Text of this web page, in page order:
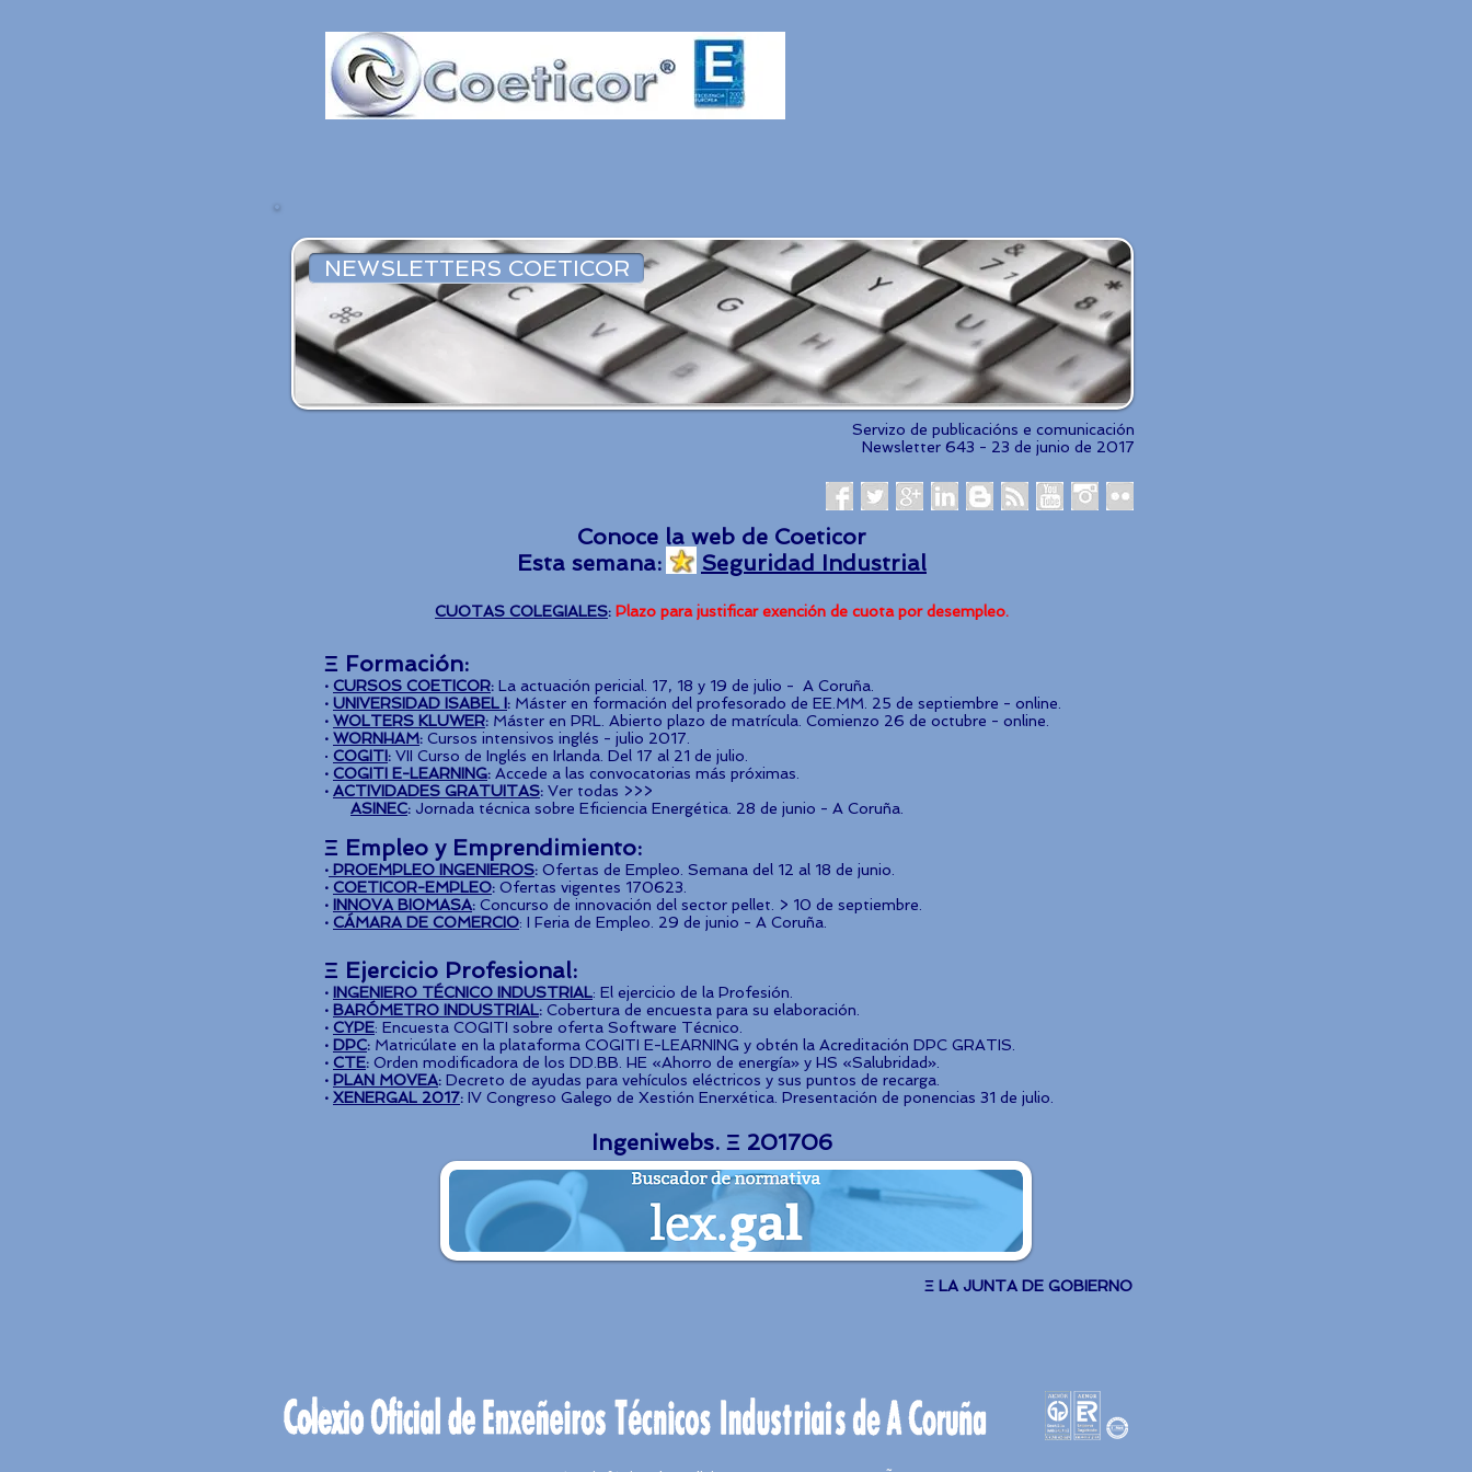
NEWSLETTERS COETICOR
Servizo de publicacións e comunicación
Newsletter 643 - 23 de junio de 2017
Conoce la web de Coeticor
Esta semana: Seguridad Industrial
CUOTAS COLEGIALES: Plazo para justificar exención de cuota por desempleo.
Ξ Formación:
· CURSOS COETICOR: La actuación pericial. 17, 18 y 19 de julio - A Coruña.
· UNIVERSIDAD ISABEL I: Máster en formación del profesorado de EE.MM. 25 de septiembre - online.
· WOLTERS KLUWER: Máster en PRL. Abierto plazo de matrícula. Comienzo 26 de octubre - online.
· WORNHAM: Cursos intensivos inglés - julio 2017.
· COGITI: VII Curso de Inglés en Irlanda. Del 17 al 21 de julio.
· COGITI E-LEARNING: Accede a las convocatorias más próximas.
· ACTIVIDADES GRATUITAS: Ver todas >>>
ASINEC: Jornada técnica sobre Eficiencia Energética. 28 de junio - A Coruña.
Ξ Empleo y Emprendimiento:
· PROEMPLEO INGENIEROS: Ofertas de Empleo. Semana del 12 al 18 de junio.
· COETICOR-EMPLEO: Ofertas vigentes 170623.
· INNOVA BIOMASA: Concurso de innovación del sector pellet. > 10 de septiembre.
· CÁMARA DE COMERCIO: I Feria de Empleo. 29 de junio - A Coruña.
Ξ Ejercicio Profesional:
· INGENIERO TÉCNICO INDUSTRIAL: El ejercicio de la Profesión.
· BARÓMETRO INDUSTRIAL: Cobertura de encuesta para su elaboración.
· CYPE: Encuesta COGITI sobre oferta Software Técnico.
· DPC: Matricúlate en la plataforma COGITI E-LEARNING y obtén la Acreditación DPC GRATIS.
· CTE: Orden modificadora de los DD.BB. HE «Ahorro de energía» y HS «Salubridad».
· PLAN MOVEA: Decreto de ayudas para vehículos eléctricos y sus puntos de recarga.
· XENERGAL 2017: IV Congreso Galego de Xestión Enerxética. Presentación de ponencias 31 de julio.
Ingeniwebs. Ξ 201706
Ξ LA JUNTA DE GOBIERNO